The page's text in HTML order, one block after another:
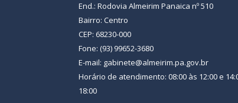
End.: Rodovia Almeirim Panaica nº 510
Bairro: Centro
CEP: 68230-000
Fone: (93) 99652-3680
E-mail: gabinete@almeirim.pa.gov.br
Horário de atendimento: 08:00 às 12:00 e
18:00